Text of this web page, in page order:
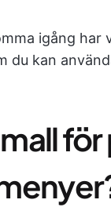
igång har
du kan